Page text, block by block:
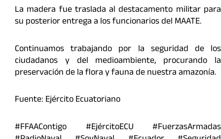
La madera fue traslada al destacamento militar para
su posterior entrega a los funcionarios del MAATE.
Continuamos trabajando por la seguridad de los
ciudadanos y del medioambiente, procurando la
preservación de la flora y fauna de nuestra amazonía.
Fuente: Ejército Ecuatoriano
#FFAAContigo #EjércitoECU #FuerzasArmadas